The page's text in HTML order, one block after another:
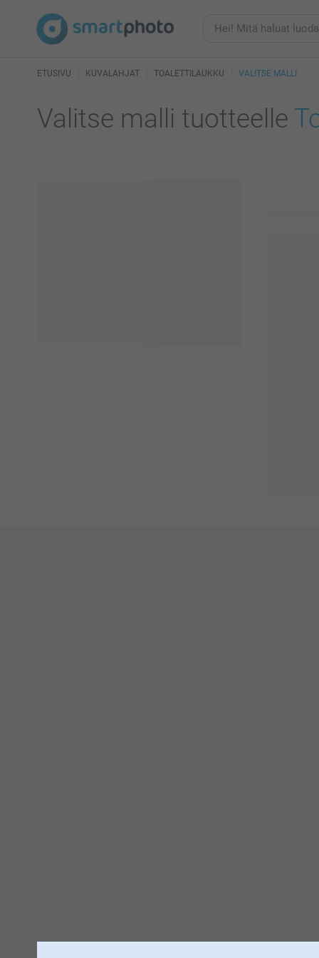
ETUSIVU KUVALAHJAT TOALETTILAUKKU VALITSE MALLI
Valitse malli tuotteelle